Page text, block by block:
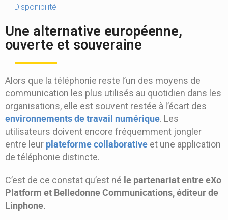
Disponibilité
Une alternative européenne,
ouverte et souveraine
Alors que la téléphonie reste l’un des moyens de
communication les plus utilisés au quotidien dans les
organisations, elle est souvent restée à l’écart des
environnements de travail numérique. Les
utilisateurs doivent encore fréquemment jongler
entre leur plateforme collaborative et une application
de téléphonie distincte.
C’est de ce constat qu’est né le partenariat entre eXo
Platform et Belledonne Communications, éditeur de
Linphone.